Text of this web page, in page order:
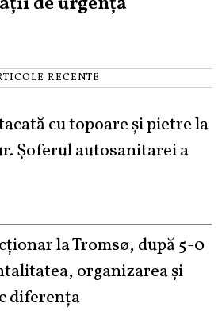
RECENTE
cu topoare și pietre la
Șoferul autosanitarei a
la Tromsø, după 5-0
organizarea și
diferența